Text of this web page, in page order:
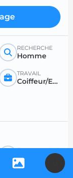
RECHERCHE
Homme
TRAVAIL
Coiffeur/Esthéticienne
ÂGE SOUHAITÉ